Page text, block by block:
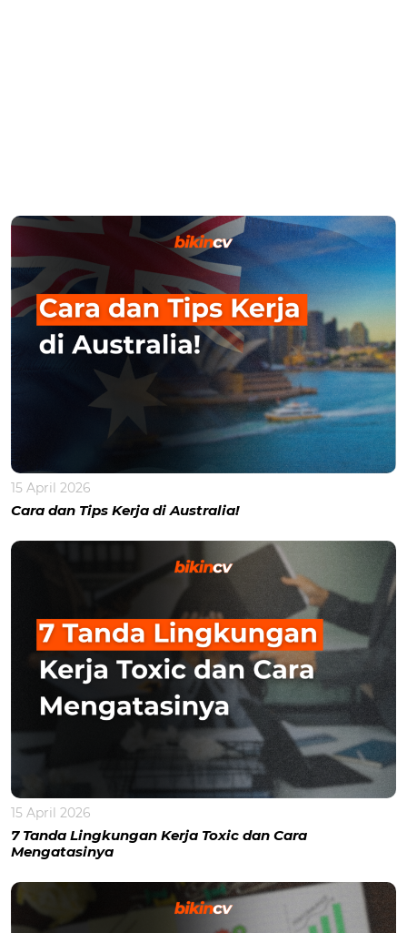
15 April 2026
Cara dan Tips Kerja di Australia!
15 April 2026
7 Tanda Lingkungan Kerja Toxic dan Cara
Mengatasinya